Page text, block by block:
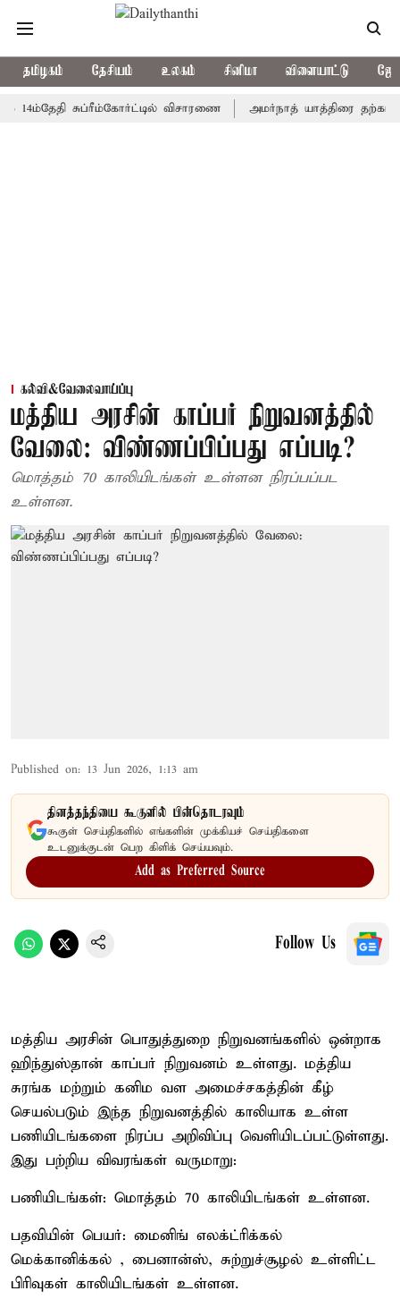
தமிழகம் தேசியம் உலகம் சினிமா விளையாட்டு
சுப்ரீம்கோர்ட்டில் விசாரணை அமர்நாத் யாத்திரை தற்காலிகமாக
கல்வி&வேலைவாய்ப்பு
மத்திய அரசின் காப்பர் நிறுவனத்தில்
வேலை: விண்ணப்பிப்பது எப்படி?
மொத்தம் 70 காலியிடங்கள் உள்ளன நிரப்பப்பட
உள்ளன.
Published on: 13 Jun 2026, 1:13 am
தினத்தந்தியை கூகுளில் பின்தொடரவும்
கூகுள் செய்திகளில் எங்களின் முக்கியச் செய்திகளை
உடனுக்குடன் பெற கிளிக் செய்யவும்.
Add as Preferred Source
Follow Us
மத்திய அரசின் பொதுத்துறை நிறுவனங்களில் ஒன்றாக
ஹிந்துஸ்தான் காப்பர் நிறுவனம் உள்ளது. மத்திய
சுரங்க மற்றும் கனிம வள அமைச்சகத்தின் கீழ்
செயல்படும் இந்த நிறுவனத்தில் காலியாக உள்ள
பணியிடங்களை நிரப்ப அறிவிப்பு வெளியிடப்பட்டுள்ளது.
இது பற்றிய விவரங்கள் வருமாறு:
பணியிடங்கள்: மொத்தம் 70 காலியிடங்கள் உள்ளன.
பதவியின் பெயர்: மைனிங் எலக்ட்ரிக்கல்
மெக்கானிக்கல் , பைனான்ஸ், சுற்றுச்சூழல் உள்ளிட்ட
பிரிவுகள் காலியிடங்கள் உள்ளன.